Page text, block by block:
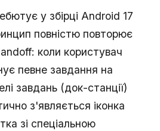
у збірці Android 17
повністю повторює
коли користувач
певне завдання на
завдань (док-станції)
з'являється іконка
зі спеціальною